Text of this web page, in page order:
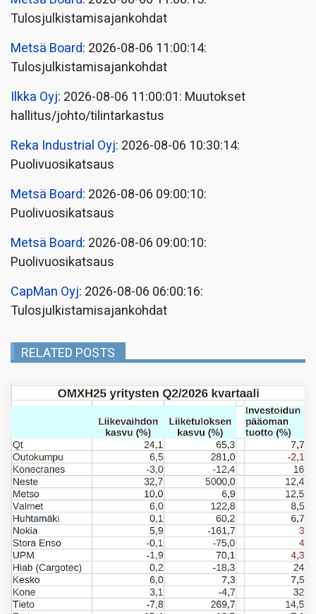
Tulosjulkistamisajankohdat
Metsä Board: 2026-08-06 11:00:14:
Tulosjulkistamisajankohdat
Ilkka Oyj: 2026-08-06 11:00:01: Muutokset
hallitus/johto/tilintarkastus
Reka Industrial Oyj: 2026-08-06 10:30:14:
Puolivuosikatsaus
Metsä Board: 2026-08-06 09:00:10:
Puolivuosikatsaus
Metsä Board: 2026-08-06 09:00:10:
Puolivuosikatsaus
CapMan Oyj: 2026-08-06 06:00:16:
Tulosjulkistamisajankohdat
RELATED POSTS